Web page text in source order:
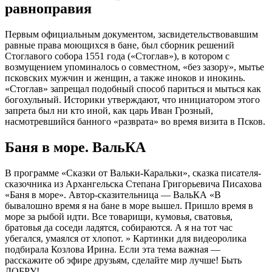
равноправия
Первым официальным документом, засвидетельствовавшим
равные права моющихся в бане, был сборник решений
Стоглавого собора 1551 года («Стоглав»), в котором с
возмущением упоминалось о совместном, «без зазору», мытье
псковских мужчин и женщин, а также иноков и инокинь.
«Стоглав» запрещал подобный способ париться и мыться как
богохульный. Историки утверждают, что инициатором этого
запрета был ни кто иной, как царь Иван Грозный,
насмотревшийся банного «разврата» во время визита в Псков.
Баня в море. ВальКА
В программе «Сказки от Вальки-Каральки», сказка писателя-
сказочника из Архангельска Степана Григорьевича Писахова
«Баня в море». Автор-сказительница — ВальКА «В
бывалошно время я на бане в море вышел. Пришло время в
море за рыбой идти. Все товарищи, кумовья, сватовья,
братовья да соседи ладятся, собираются. А я на тот час
убегался, умаялся от хлопот. » Картинки для видеоролика
подбирала Козлова Ирина. Если эта тема важная —
расскажите об эфире друзьям, сделайте мир лучше! Быть